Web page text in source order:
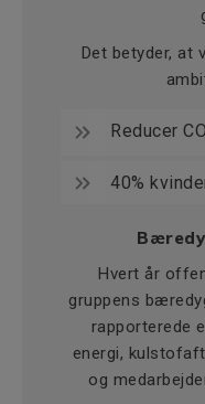
Det betyder, at
Reducer CO
40%
Hvert år
gruppens
rapporterede
energi,
og